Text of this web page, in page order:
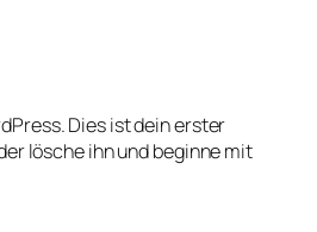
Dies ist dein erster
lösche ihn und beginne mit